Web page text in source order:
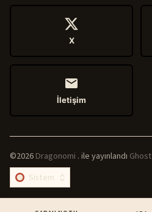
X
İletişim
©2026Dragonomi .ile yayınlandı Ghost